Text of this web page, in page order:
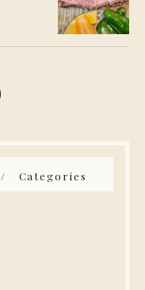
Categories